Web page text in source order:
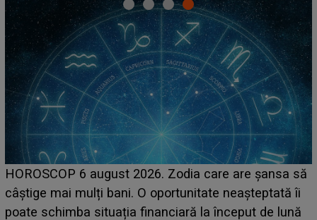
HOROSCOP 6 august 2026. Zodia care are șansa să
câștige mai mulți bani. O oportunitate neașteptată îi
poate schimba situația financiară la început de lună